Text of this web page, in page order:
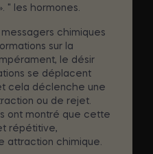
" les hormones.
messagers chimiques
sur la
le désir
se déplacent
cela déclenche une
ou de rejet.
ont montré que cette
répétitive,
attraction chimique.